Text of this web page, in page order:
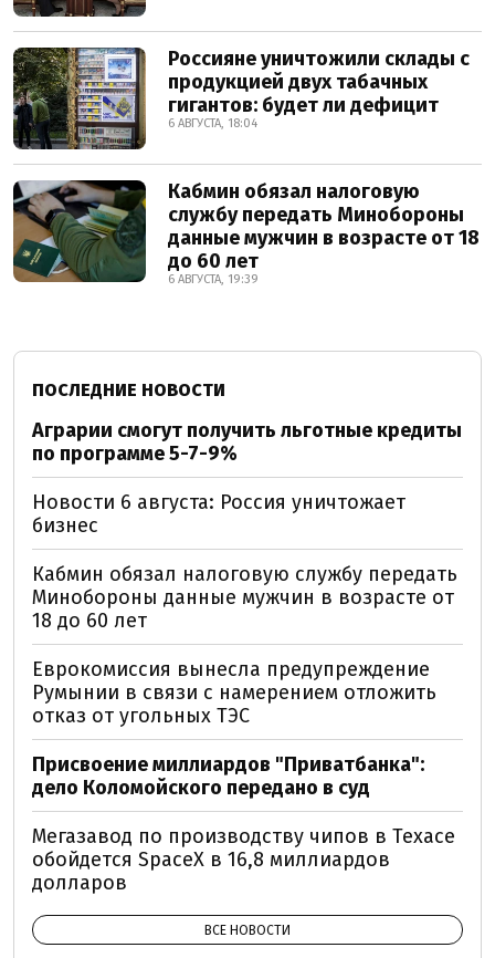
Россияне уничтожили склады с
продукцией двух табачных
гигантов: будет ли дефицит
6 АВГУСТА, 18:04
Кабмин обязал налоговую
службу передать Минобороны
данные мужчин в возрасте от 18
до 60 лет
6 АВГУСТА, 19:39
ПОСЛЕДНИЕ НОВОСТИ
Аграрии смогут получить льготные кредиты
по программе 5-7-9%
Новости 6 августа: Россия уничтожает
бизнес
Кабмин обязал налоговую службу передать
Минобороны данные мужчин в возрасте от
18 до 60 лет
Еврокомиссия вынесла предупреждение
Румынии в связи с намерением отложить
отказ от угольных ТЭС
Присвоение миллиардов "Приватбанка":
дело Коломойского передано в суд
Мегазавод по производству чипов в Техасе
обойдется SpaceX в 16,8 миллиардов
долларов
ВСЕ НОВОСТИ